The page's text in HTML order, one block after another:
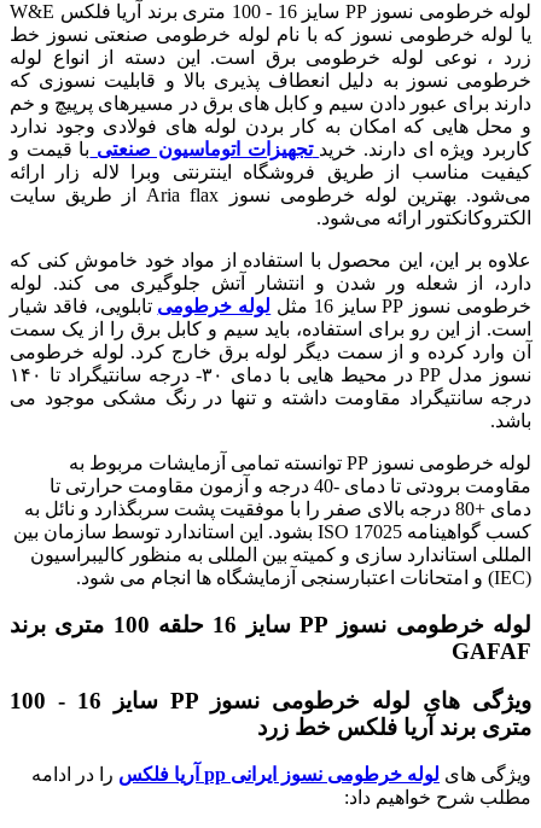
لوله خرطومی نسوز PP سایز 16 - 100 متری برند آریا فلکس W&E
یا لوله خرطومی نسوز که با نام لوله خرطومی صنعتی نسوز خط
زرد ، نوعی لوله خرطومی برق است. این دسته از انواع لوله
خرطومی نسوز به دلیل انعطاف پذیری بالا و قابلیت نسوزی که
دارند برای عبور دادن سیم و کابل های برق در مسیرهای پرپیچ و خم
و محل هایی که امکان به کار بردن لوله های فولادی وجود ندارد
کاربرد ویژه ای دارند. خرید تجهیزات اتوماسیون صنعتی با قیمت و
کیفیت مناسب از طریق فروشگاه اینترنتی وبرا لاله زار ارائه
می‌شود. بهترین لوله خرطومی نسوز Aria flax از طریق سایت
الکتروکانکتور ارائه می‌شود.
علاوه بر این، این محصول با استفاده از مواد خود خاموش کنی که
دارد، از شعله ور شدن و انتشار آتش جلوگیری می کند. لوله
خرطومی نسوز PP سایز 16 مثل
لوله خرطومی تابلویی، فاقد شیار
است. از این رو برای استفاده، باید سیم و کابل برق را از یک سمت
آن وارد کرده و از سمت دیگر لوله برق خارج کرد. لوله خرطومی
نسوز مدل PP در محیط هایی با دمای ۳۰- درجه سانتیگراد تا ۱۴۰
درجه سانتیگراد مقاومت داشته و تنها در رنگ مشکی موجود می
باشد.
لوله خرطومی نسوز PP توانسته تمامی آزمایشات مربوط به
مقاومت برودتی تا دمای -40 درجه و آزمون مقاومت حرارتی تا
دمای +80 درجه بالای صفر را با موفقیت پشت سربگذارد و نائل به
کسب گواهینامه ISO 17025 بشود. این استاندارد توسط سازمان بین
المللی استاندارد سازی و کمیته بین المللی به منظور کالیبراسیون
(IEC) و امتحانات اعتبارسنجی آزمایشگاه ها انجام می شود.
لوله خرطومی نسوز PP سایز 16 حلقه 100 متری برند
GAFAF
ویژگی های لوله خرطومی نسوز PP سایز 16 - 100
متری برند آریا فلکس خط زرد
ویژگی های لوله خرطومی نسوز ایرانی pp آریا فلکس
را در ادامه
مطلب شرح خواهیم داد: